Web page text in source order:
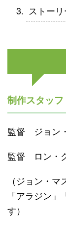
ストー
制作スタッフ
監督 ジョン
監督 ロン・
（ジョン・
「アラジン
す）